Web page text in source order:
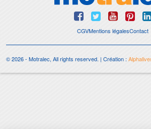
CGVMentions légalesContact
© 2026 - Motralec, All rights reserved. | Création :